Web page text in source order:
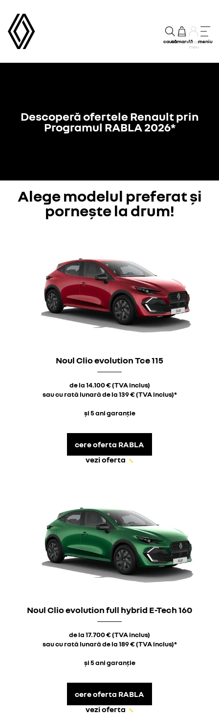
cautăcomandăContul
meu
meniu
Descoperă ofertele Renault prin
Programul RABLA 2026*
Alege modelul preferat și
pornește la drum!
Noul Clio evolution Tce 115
de la 14.100 € (TVA inclus)
sau cu rată lunară de la 139 € (TVA inclus)*
și 5 ani garanție
cere oferta RABLA
vezi oferta
Noul Clio evolution full hybrid E-Tech 160
de la 17.700 € (TVA inclus)
sau cu rată lunară de la 189 € (TVA inclus)*
și 5 ani garanție
cere oferta RABLA
vezi oferta